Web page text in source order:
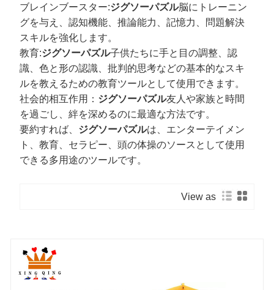
ブレインブースター:ジグソーパズル脳にトレーニン
グを与え、認知機能、推論能力、記憶力、問題解決
スキルを強化します。
教育:ジグソーパズル子供たちに手と目の調整、認
識、色と形の認識、批判的思考などの基本的なスキ
ルを教えるための教育ツールとして使用できます。
社会的相互作用： ジグソーパズル友人や家族と時間
を過ごし、絆を深めるのに最適な方法です。
要約すれば、 ジグソーパズルは、エンターテイメン
ト、教育、セラピー、頭の体操のソースとして使用
できる多用途のツールです。
View as